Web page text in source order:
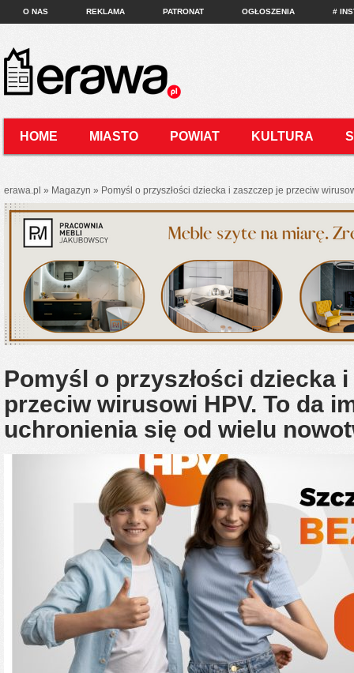
O NAS REKLAMA PATRONAT OGŁOSZENIA #
HOME MIASTO POWIAT KULTURA
erawa.pl » Magazyn » Pomyśl o przyszłości dziecka i zaszczep je przeciw
Pomyśl o przyszłości dziecka
przeciw wirusowi HPV. To da
uchronienia się od wielu